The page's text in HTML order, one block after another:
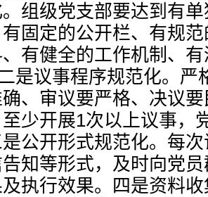
组级党支部要达到有
有固定的公开栏、有规
有健全的工作机制、
是议事程序规范化。严
、审议要严格、决议
少开展1次以上议事，
公开形式规范化。每
知等形式，及时向党
执行效果。四是资料